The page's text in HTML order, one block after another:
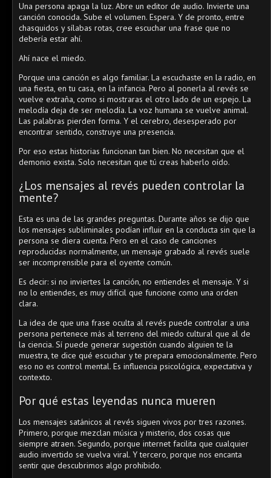
Una persona apaga la luz. Abre un editor de audio. Invierte una
canción conocida. Sube el volumen. Espera. Y de pronto, entre
chasquidos y sílabas rotas, cree escuchar una frase que no
debería estar ahí.
Ahí nace el miedo.
Porque una canción es algo familiar. La escuchaste en la radio, en
una fiesta, en tu casa, en la infancia. Pero al ponerla al revés se
vuelve extraña, como si mostraras el otro lado de un espejo. La
melodía deja de ser melodía. La voz humana se vuelve animal.
Las palabras pierden forma. Y el cerebro, desesperado por
encontrar sentido, construye una presencia.
Por eso estas historias funcionan tan bien. No necesitan que el
demonio exista. Solo necesitan que tú creas haberlo oído.
¿Los mensajes al revés pueden controlar la
mente?
Esta es una de las grandes preguntas. Durante años se dijo que
los mensajes subliminales podían influir en la conducta sin que la
persona se diera cuenta. Pero en el caso de canciones
reproducidas normalmente, un mensaje grabado al revés suele
ser incomprensible para el oyente común.
Es decir: si no inviertes la canción, no entiendes el mensaje. Y si
no lo entiendes, es muy difícil que funcione como una orden
clara.
La idea de que una frase oculta al revés puede controlar a una
persona pertenece más al terreno del miedo cultural que al de
la ciencia. Sí puede generar sugestión cuando alguien te la
muestra, te dice qué escuchar y te prepara emocionalmente. Pero
eso no es control mental. Es influencia psicológica, expectativa y
contexto.
Por qué estas leyendas nunca mueren
Los mensajes satánicos al revés siguen vivos por tres razones.
Primero, porque mezclan música y misterio, dos cosas que
siempre atraen. Segundo, porque internet facilita que cualquier
audio invertido se vuelva viral. Y tercero, porque nos encanta
sentir que descubrimos algo prohibido.